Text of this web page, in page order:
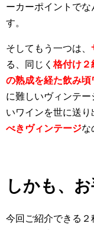
ーカーポイントでな
す。
そしてもう一つは、
る、同じく 格付け２
の熟成を経た飲み頃
に難しいヴィンテ
いワインを世に送り
べきヴィンテージな
しかも、お
今回ご紹介できる